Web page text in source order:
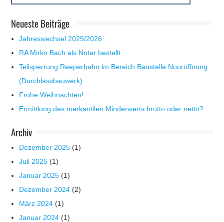
Neueste Beiträge
Jahreswechsel 2025/2026
RA Mirko Bach als Notar bestellt
Teilsperrung Reeperbahn im Bereich Baustelle Nooröffnung
(Durchlassbauwerk)
Frohe Weihnachten!
Ermittlung des merkantilen Minderwerts brutto oder netto?
Archiv
Dezember 2025 (1)
Juli 2025 (1)
Januar 2025 (1)
Dezember 2024 (2)
März 2024 (1)
Januar 2024 (1)